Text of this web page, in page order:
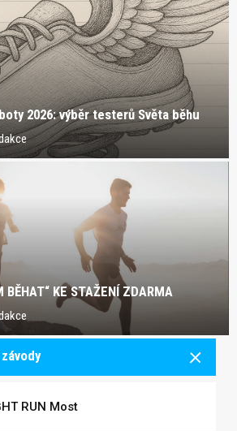
2026: výběr testerů Světa běhu
BĚHAT“ KE STAŽENÍ ZDARMA
RUN Most